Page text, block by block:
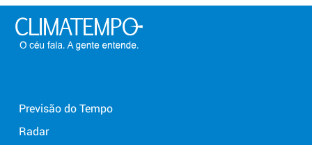
Previsão do Tempo
Radar